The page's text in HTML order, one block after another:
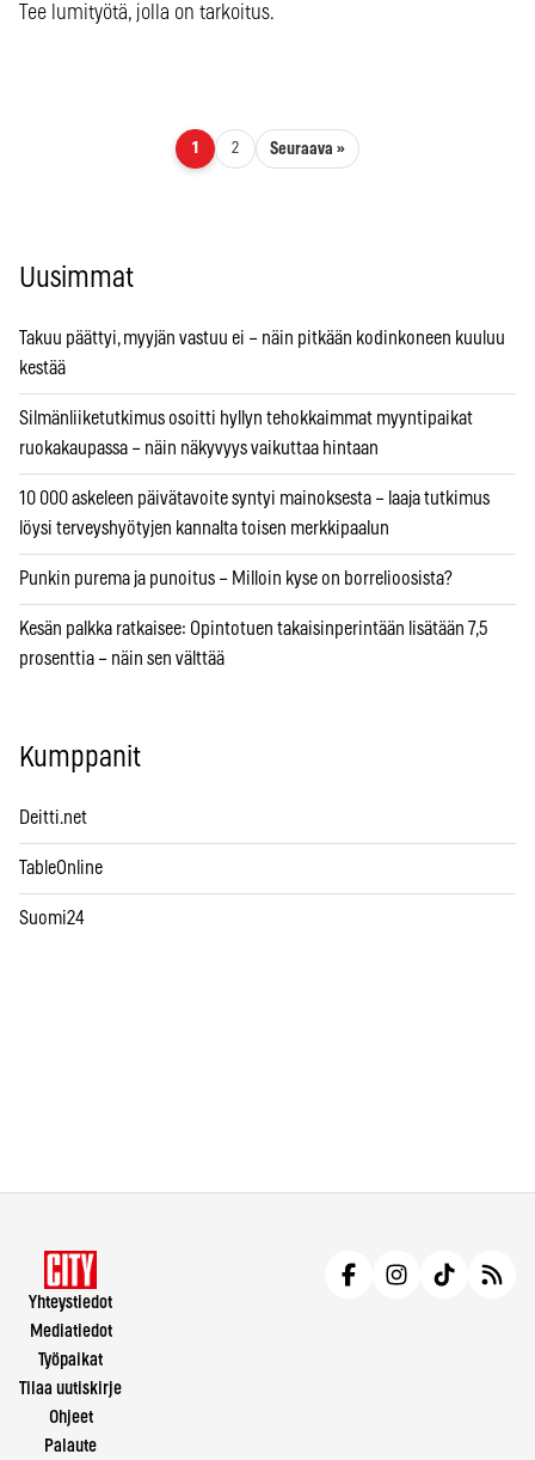
Tee lumityötä, jolla on tarkoitus.
Artikkelien sivutus
1 2 Seuraava »
Uusimmat
Takuu päättyi, myyjän vastuu ei – näin pitkään kodinkoneen kuuluu
kestää
Silmänliiketutkimus osoitti hyllyn tehokkaimmat myyntipaikat
ruokakaupassa – näin näkyvyys vaikuttaa hintaan
10 000 askeleen päivätavoite syntyi mainoksesta – laaja tutkimus
löysi terveyshyötyjen kannalta toisen merkkipaalun
Punkin purema ja punoitus – Milloin kyse on borrelioosista?
Kesän palkka ratkaisee: Opintotuen takaisinperintään lisätään 7,5
prosenttia – näin sen välttää
Kumppanit
Deitti.net
TableOnline
Suomi24
Yhteystiedot
Mediatiedot
Työpaikat
Tilaa uutiskirje
Ohjeet
Palaute